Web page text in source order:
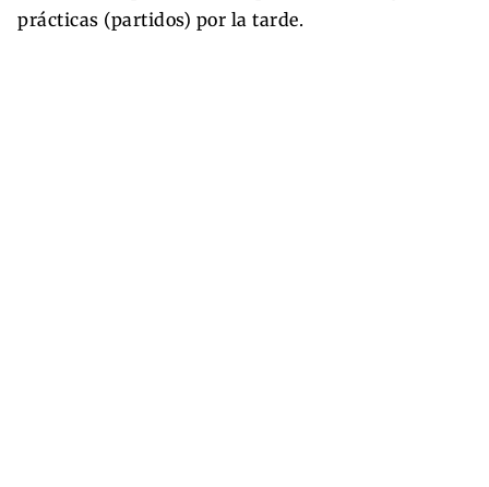
prácticas (partidos) por la tarde.